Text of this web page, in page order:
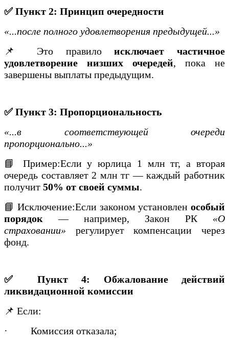
✅ Пункт 2: Принцип очередности
«...после полного удовлетворения предыдущей...»
📌 Это правилоисключает частичное
удовлетворение низших очередей, пока не
завершены выплаты предыдущим.
✅ Пункт 3: Пропорциональность
«...в соответствующей очереди
пропорционально...»
📘 Пример:Если у юрлица 1 млн тг, а вторая
очередь составляет 2 млн тг — каждый работник
получит 50% от своей суммы.
📘 Исключение:Если законом установлен особый
порядок — например, Закон РК «О
страховании» регулирует компенсации через
фонд.
✅ Пункт 4: Обжалование действий
ликвидационной комиссии
📌 Если:
· Комиссия отказала;